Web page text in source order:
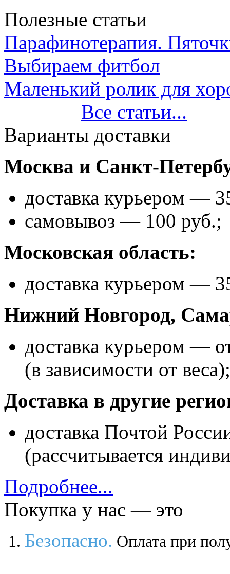
Полезные статьи
Парафинотерапия.
Выбираем фитбол
Маленький ролик для
Все статьи...
Варианты доставки
Москва и Санкт-
доставка курьером —
самовывоз — 100 руб.;
Московская область:
доставка курьером —
Нижний Новгород,
доставка курьером —
(в зависимости от веса);
Доставка в другие
доставка Почтой
(рассчитывается
Подробнее...
Покупка у нас — это
Безопасно. Оплата при